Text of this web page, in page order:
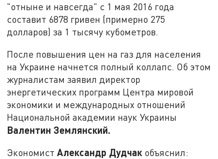
"отныне и навсегда" с 1 мая 2016 года
составит 6878 гривен (примерно 275
долларов) за 1 тысячу кубометров.
После повышения цен на газ для населения
на Украине начнется полный коллапс. Об этом
журналистам заявил директор
энергетических программ Центра мировой
экономики и международных отношений
Национальной академии наук Украины
Валентин Землянский.
Экономист Александр Дудчак объяснил: